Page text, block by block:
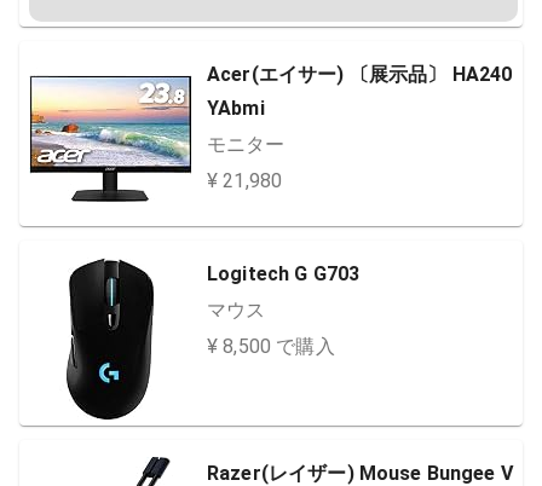
Acer(エイサー) 〔展示品〕 HA240
YAbmi
モニター
¥ 21,980
Logitech G G703
マウス
¥ 8,500 で購入
Razer(レイザー) Mouse Bungee V